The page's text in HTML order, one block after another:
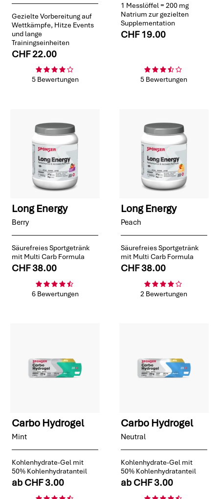
Gezielte Vorbereitung auf
Wettkämpfe, Hitze Events
und lange
Trainingseinheiten
CHF 22.00
5 Bewertungen
1 Messlöffel = 200 mg
Natrium zur gezielten
Supplementation
CHF 19.00
5 Bewertungen
Long Energy
Berry
Säurefreies Sportgetränk
mit Multi Carb Formula
CHF 38.00
6 Bewertungen
Long Energy
Peach
Säurefreies Sportgetränk
mit Multi Carb Formula
CHF 38.00
2 Bewertungen
Carbo Hydrogel
Mint
Kohlenhydrate-Gel mit
50% Kohlenhydratanteil
ab CHF 3.00
Carbo Hydrogel
Neutral
Kohlenhydrate-Gel mit
50% Kohlenhydratanteil
ab CHF 3.00